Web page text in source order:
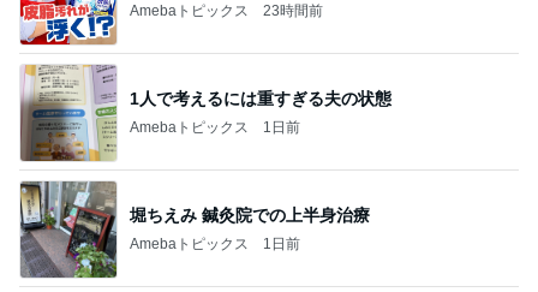
Amebaトピックス 23時間前
1人で考えるには重すぎる夫の状態
Amebaトピックス 1日前
堀ちえみ 鍼灸院での上半身治療
Amebaトピックス 1日前